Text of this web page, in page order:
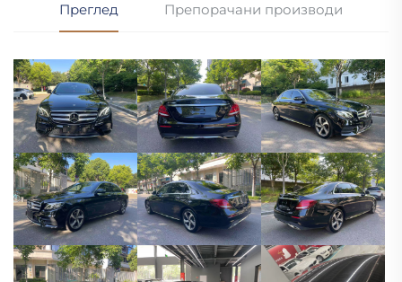
Преглед Препорачани производи